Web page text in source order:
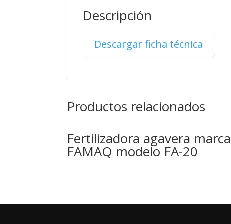
Descripción
Descargar ficha técnica
Productos relacionados
Fertilizadora agavera marca
FAMAQ modelo FA-20